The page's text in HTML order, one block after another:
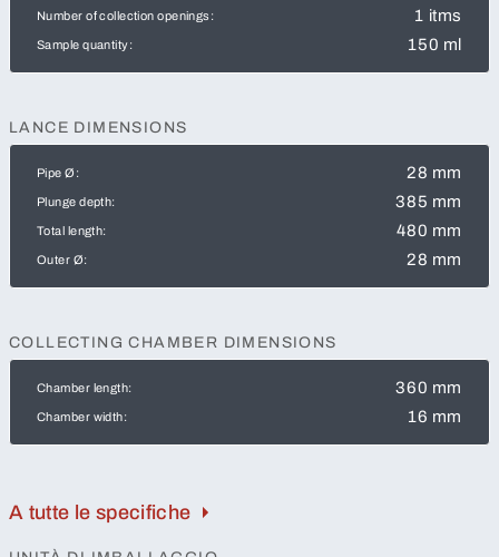
Number of collection openings: 1 itms
Sample quantity: 150 ml
LANCE DIMENSIONS
Pipe Ø: 28 mm
Plunge depth: 385 mm
Total length: 480 mm
Outer Ø: 28 mm
COLLECTING CHAMBER DIMENSIONS
Chamber length: 360 mm
Chamber width: 16 mm
A tutte le specifiche